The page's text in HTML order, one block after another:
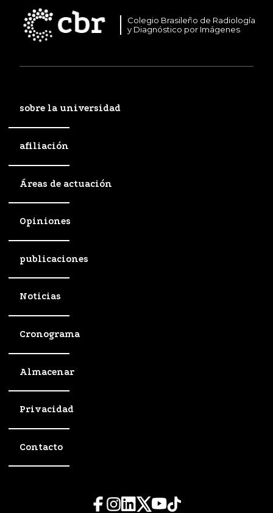
Colegio Brasileño de Radiología
y Diagnóstico por Imágenes
sobre la universidad
afiliación
Áreas de actuación
Opiniones
publicaciones
Noticias
Cronograma
Almacenar
Privacidad
Contacto